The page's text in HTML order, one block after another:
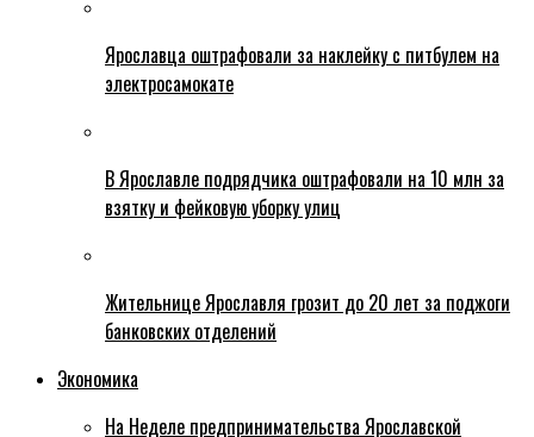
Ярославца оштрафовали за наклейку с питбулем на
электросамокате
В Ярославле подрядчика оштрафовали на 10 млн за
взятку и фейковую уборку улиц
Жительнице Ярославля грозит до 20 лет за поджоги
банковских отделений
Экономика
На Неделе предпринимательства Ярославской